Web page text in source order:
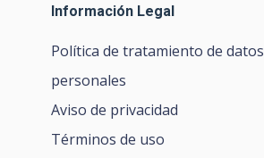
Información Legal
Política de tratamiento de datos
personales
Aviso de privacidad
Términos de uso